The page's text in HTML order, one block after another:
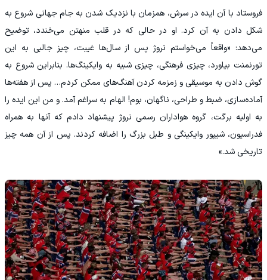
فروستاد با آن ایده در سرش، همزمان با نزدیک شدن به جام جهانی شروع به
شکل دادن به آن کرد. او در حالی که در قلب منهتن می‌خندد، توضیح
می‌دهد: «واقعاً می‌خواستم نروژ پس از سال‌ها غیبت، چیز جالبی به این
تورنمنت بیاورد، چیزی فرهنگی، چیزی شبیه به وایکینگ‌ها. بنابراین شروع به
گوش دادن به موسیقی و زمزمه کردن آهنگ‌های ممکن کردم… پس از هفته‌ها
آماده‌سازی، ضبط و طراحی، ناگهان، بوم! الهام به سراغم آمد. و من این ایده را
به اولیه برگت، گروه هواداران رسمی نروژ پیشنهاد دادم که آنها به همراه
فدراسیون، شیپور وایکینگی و طبل بزرگ را اضافه کردند. پس از آن همه چیز
تاریخی شد.»